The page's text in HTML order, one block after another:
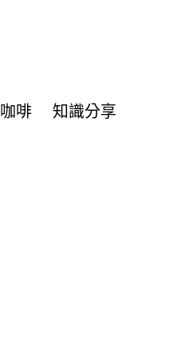
咖啡 知識分享